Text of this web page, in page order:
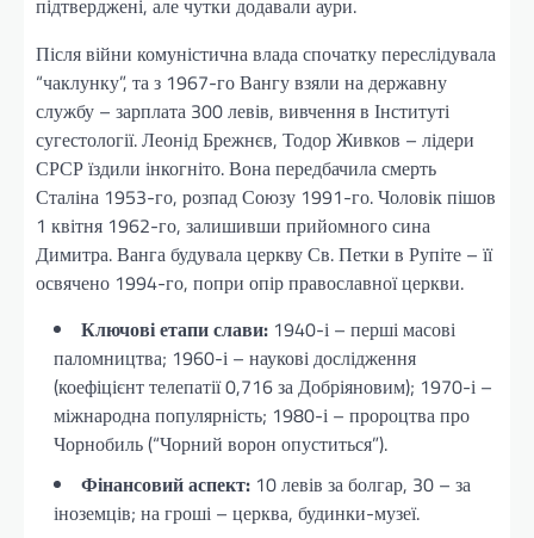
підтверджені, але чутки додавали аури.
Після війни комуністична влада спочатку переслідувала
“чаклунку”, та з 1967-го Вангу взяли на державну
службу – зарплата 300 левів, вивчення в Інституті
сугестології. Леонід Брежнєв, Тодор Живков – лідери
СРСР їздили інкогніто. Вона передбачила смерть
Сталіна 1953-го, розпад Союзу 1991-го. Чоловік пішов
1 квітня 1962-го, залишивши прийомного сина
Димитра. Ванга будувала церкву Св. Петки в Рупіте – її
освячено 1994-го, попри опір православної церкви.
Ключові етапи слави: 1940-і – перші масові
паломництва; 1960-і – наукові дослідження
(коефіцієнт телепатії 0,716 за Добріяновим); 1970-і –
міжнародна популярність; 1980-і – пророцтва про
Чорнобиль (“Чорний ворон опуститься”).
Фінансовий аспект: 10 левів за болгар, 30 – за
іноземців; на гроші – церква, будинки-музеї.